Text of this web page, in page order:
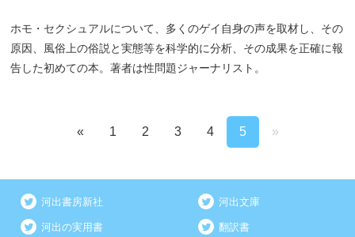
ホモ・セクシュアルについて、多くのゲイ自身の声を取材し、その
原因、風俗上の俗説と実態等を科学的に分析、その成果を正確に報
告した初めての本。著者は性問題ジャーナリスト。
« 1 2 3 4 5 »
河出書房新社 河出文庫
河出の実用書 翻訳書